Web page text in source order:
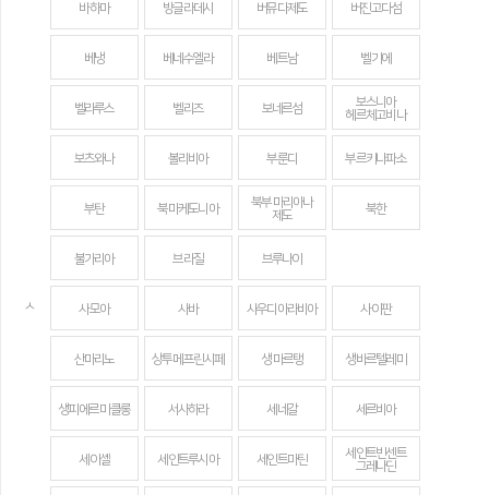
바하마 방글라데시 버뮤다제도 버진고다섬
베냉 베네수엘라 베트남 벨기에
벨라루스 벨리즈 보네르섬
보스니아
헤르체고비나
보츠와나 볼리비아 부룬디 부르키나파소
부탄 북마케도니아
북부 마리아나
제도
북한
불가리아 브라질 브루나이
ㅅ 사모아 사바 사우디아라비아 사이판
산마리노 상투메 프린시페 생 마르탱 생바르텔레미
생피에르 미클롱 서사하라 세네갈 세르비아
세이셸 세인트루시아 세인트마틴
세인트빈센트
그레나딘